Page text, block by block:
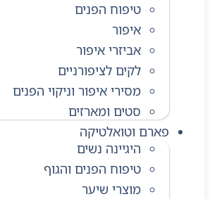
טיפוח הפנים
איפור
אביזרי איפור
לקים לציפורניים
מסירי איפור וניקוי הפנים
סטים ומארזים
פארם וטואלטיקה
היגיינה נשים
טיפוח הפנים והגוף
מוצרי שיער